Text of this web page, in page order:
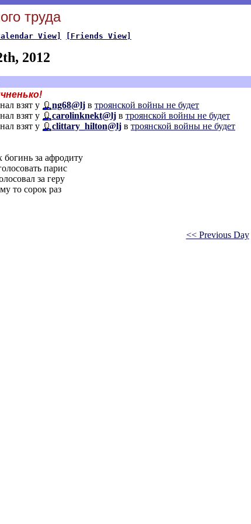
труда
View] [Friends View]
2012
взят у
ng68@lj в троянской войны не будет
взят у
carolinknekt@lj в троянской войны не будет
взят у
clittary_hilton@lj в троянской войны не будет
богинь за афродиту
парис
за геру
то сорок раз
<< Previous Day